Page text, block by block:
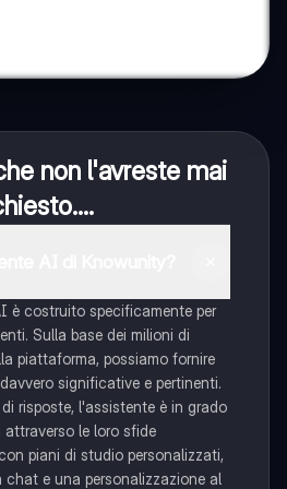
non l'avreste mai
è costruito specificamente per
Sulla base dei milioni di
piattaforma, possiamo fornire
significative e pertinenti.
risposte, l'assistente è in grado
le loro sfide
piani di studio personalizzati,
e una personalizzazione al